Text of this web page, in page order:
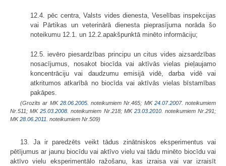
12.4. pēc centra, Valsts vides dienesta, Veselības inspekcijas
vai Pārtikas un veterinārā dienesta pieprasījuma norāda šo
noteikumu 12.1. un 12.2.apakšpunktā minēto informāciju;
12.5. ievēro piesardzības principu un citus vides aizsardzības
nosacījumus, nosakot biocīda vai aktīvās vielas pieļaujamo
koncentrāciju vai daudzumu emisijā vidē, darba vidē vai
atkritumos atkarībā no biocīda vai aktīvās vielas bīstamības
pakāpes.
(Grozīts ar MK 28.06.2005. noteikumiem Nr.465; MK 24.07.2007. noteikumiem
Nr.511; MK25.03.2008. noteikumiem Nr.218; MK 23.03.2010. noteikumiem Nr.291;
MK28.06.2011. noteikumiem Nr.509)
13. Ja ir paredzēts veikt tādus zinātniskos eksperimentus vai
pētījumus ar jaunu biocīdu vai aktīvo vielu vai tādu minēto biocīdu vai
aktīvo vielu eksperimentālo ražošanu, kas izraisa vai var izraisīt